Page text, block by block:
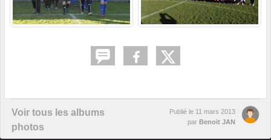
Voir tous les albums
photos
Publié le 11 mars 2013
par Benoit JAN